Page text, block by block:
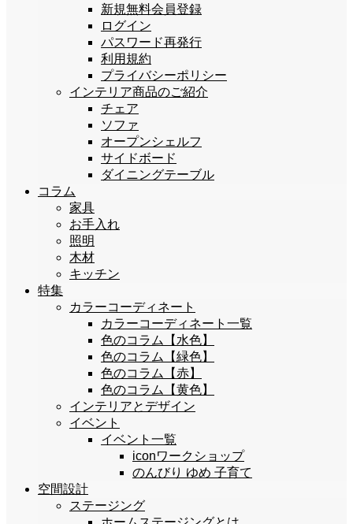
新規無料会員登録
ログイン
パスワード再発行
利用規約
プライバシーポリシー
インテリア商品のご紹介
チェア
ソファ
オープンシェルフ
サイドボード
ダイニングテーブル
コラム
家具
お手入れ
照明
木材
キッチン
特集
カラーコーディネート
カラーコーディネート一覧
色のコラム【水色】
色のコラム【緑色】
色のコラム【赤】
色のコラム【黄色】
インテリアとデザイン
イベント
イベント一覧
iconワークショップ
のんびり ゆめ 子育て
空間設計
ステージング